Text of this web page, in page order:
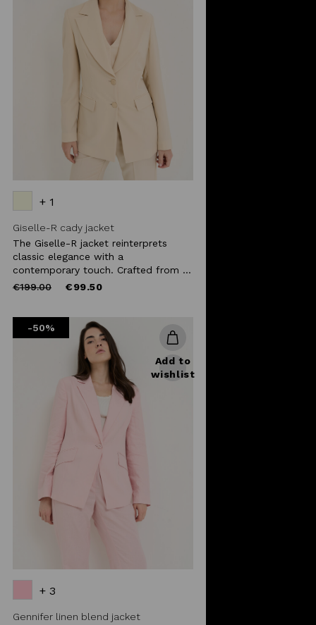
+ 1
Giselle-R cady jacket
The Giselle-R jacket reinterprets
classic elegance with a
contemporary touch. Crafted from ...
Price
€199.00to €99.50
-50%
Add to
wishlist
+ 3
Gennifer linen blend jacket